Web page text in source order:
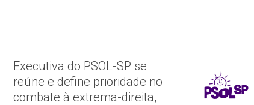
Executiva do PSOL-SP se
reúne e define prioridade no
combate à extrema-direita,